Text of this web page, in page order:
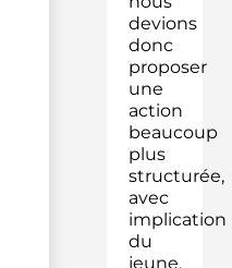
devions
donc
proposer
une
action
beaucoup
plus
structurée,
avec
implication
du
jeune,